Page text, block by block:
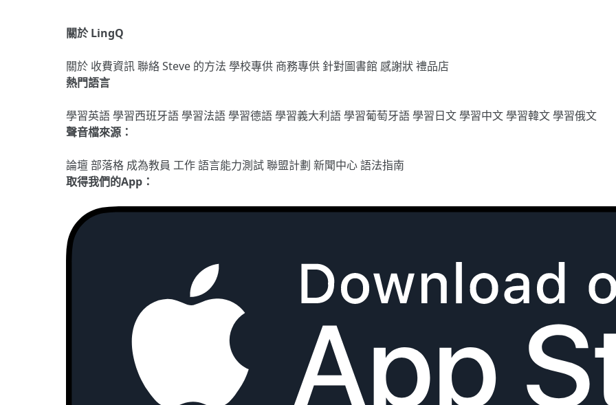
關於 LingQ
關於 收費資訊聯絡Steve 的方法 學校專供 商務專供 針對圖書館 感謝狀禮品店
熱門語言
學習英語學習西班牙語學習法語學習德語學習義大利語學習葡萄牙語學習日文學習中文學習韓文學習俄文
聲音檔來源：
論壇部落格 成為教員 工作語言能力測試聯盟計劃 新聞中心語法指南
取得我們的App：